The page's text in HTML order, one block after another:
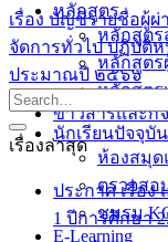
หลักสูตร
หลักสูตร
หลักสูตร
หลักสูตร
ข่าวสารและกิ
นักเรียนปัจจุบัน
ห้องสมุด
ตรวจสอ
ชมรม
E-Learning
เรื่อง บัญชีรายชื่อผู้
จัดการทั่วไป ปฏิบัติ
ประมาณปี ๒๕๖๖
เรื่องล่าสุด
ประกาศ เรื่อง
1 ปีการศึกษา